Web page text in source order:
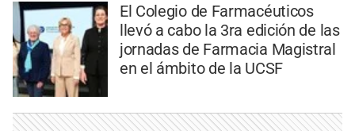
El Colegio de Farmacéuticos
llevó a cabo la 3ra edición de las
jornadas de Farmacia Magistral
en el ámbito de la UCSF